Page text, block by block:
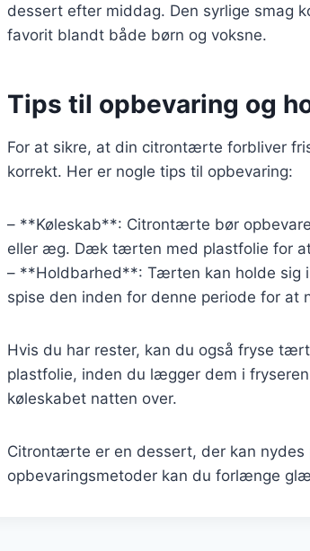
dessert efter middag. Den syrlige smag
favorit blandt både børn og voksne.
Tips til opbevaring og
For at sikre, at din citrontærte forbliver
korrekt. Her er nogle tips til opbevaring:
– **Køleskab**: Citrontærte bør
eller æg. Dæk tærten med plastfolie for
– **Holdbarhed**: Tærten kan holde sig
spise den inden for denne periode for at
Hvis du har rester, kan du også fryse
plastfolie, inden du lægger dem i
køleskabet natten over.
Citrontærte er en dessert, der kan nydes
opbevaringsmetoder kan du forlænge